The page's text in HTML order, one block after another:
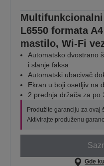
L6550 formata
mastilo, Wi-Fi
Automatsko dvostrano
i slanje faksa
Automatski ubacivač
Ekran u boji osetljiv na
2 prednja držača za po
Produžite garanciju za ovaj
Aktivirajte produženu
Gde